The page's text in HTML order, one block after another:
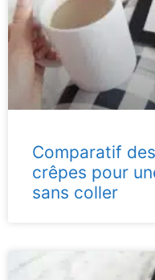
Comparatif
crêpes pour
sans coller